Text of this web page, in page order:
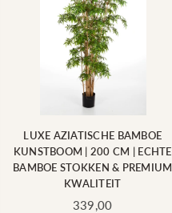
LUXE AZIATISCHE BAMBOE
KUNSTBOOM | 200 CM | ECHTE
BAMBOE STOKKEN & PREMIUM
KWALITEIT
Standaard
339,00